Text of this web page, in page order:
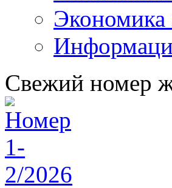
Экономика
Свежий номер